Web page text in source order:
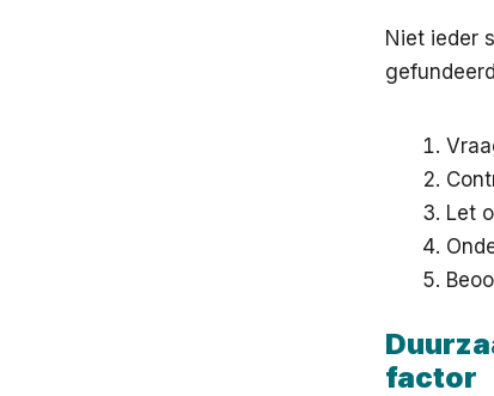
Niet ieder
Let
factor